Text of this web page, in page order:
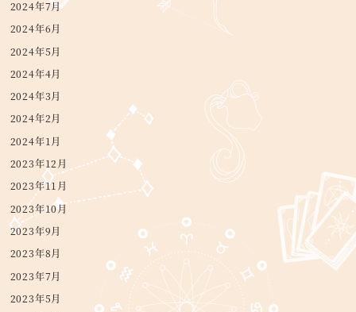
2024年7月
2024年6月
2024年5月
2024年4月
2024年3月
2024年2月
2024年1月
2023年12月
2023年11月
2023年10月
2023年9月
2023年8月
2023年7月
2023年5月